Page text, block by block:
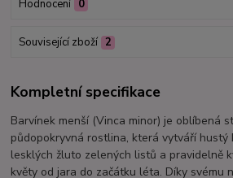
Hodnocení 0
Související zboží 2
Kompletní specifikace
Barvínek menší (Vinca minor) je oblíbená
půdopokryvná rostlina, která vytváří hustý
lesklých žluto zelených listů a pravidelně
květy od jara do začátku léta. Díky svému